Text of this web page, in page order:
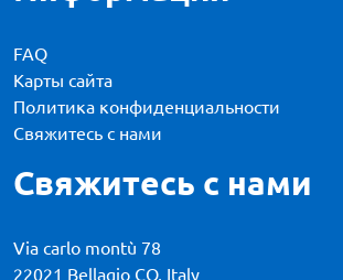
FAQ
Карты сайта
Политика конфиденциальности
Свяжитесь с нами
Свяжитесь с нами
Via carlo montù 78
22021 Bellagio CO, Italy